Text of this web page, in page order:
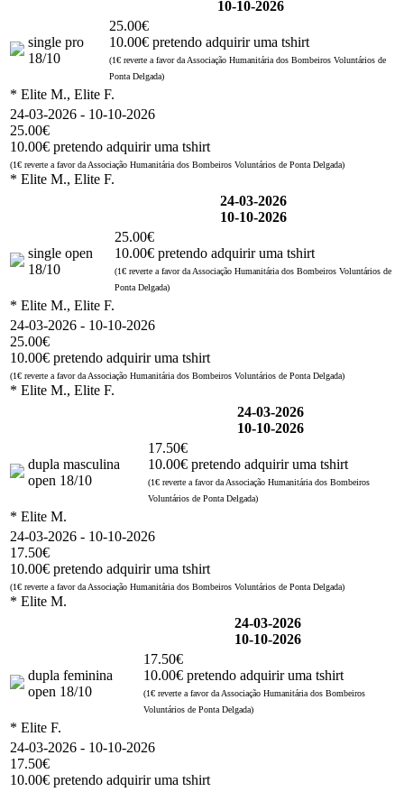
10-10-2026
single pro
18/10
25.00€
10.00€ pretendo adquirir uma tshirt
(1€ reverte a favor da Associação Humanitária dos Bombeiros Voluntários de
Ponta Delgada)
* Elite M., Elite F.
24-03-2026 - 10-10-2026
25.00€
10.00€ pretendo adquirir uma tshirt
(1€ reverte a favor da Associação Humanitária dos Bombeiros Voluntários de Ponta Delgada)
* Elite M., Elite F.
24-03-2026
10-10-2026
single open
18/10
25.00€
10.00€ pretendo adquirir uma tshirt
(1€ reverte a favor da Associação Humanitária dos Bombeiros Voluntários de
Ponta Delgada)
* Elite M., Elite F.
24-03-2026 - 10-10-2026
25.00€
10.00€ pretendo adquirir uma tshirt
(1€ reverte a favor da Associação Humanitária dos Bombeiros Voluntários de Ponta Delgada)
* Elite M., Elite F.
24-03-2026
10-10-2026
dupla masculina
open 18/10
17.50€
10.00€ pretendo adquirir uma tshirt
(1€ reverte a favor da Associação Humanitária dos Bombeiros
Voluntários de Ponta Delgada)
* Elite M.
24-03-2026 - 10-10-2026
17.50€
10.00€ pretendo adquirir uma tshirt
(1€ reverte a favor da Associação Humanitária dos Bombeiros Voluntários de Ponta Delgada)
* Elite M.
24-03-2026
10-10-2026
dupla feminina
open 18/10
17.50€
10.00€ pretendo adquirir uma tshirt
(1€ reverte a favor da Associação Humanitária dos Bombeiros
Voluntários de Ponta Delgada)
* Elite F.
24-03-2026 - 10-10-2026
17.50€
10.00€ pretendo adquirir uma tshirt